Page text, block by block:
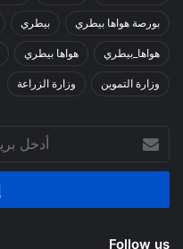
بورصة هواها بيطري بيطري
هواها_بيطري هواها بيطري
وزارة التموين وزارة الزراعة
بريدك
الإلكتروني
Follow us